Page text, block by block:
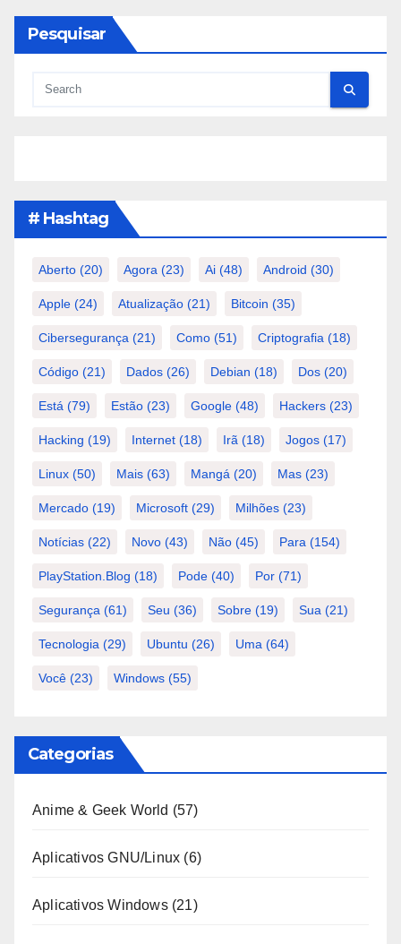
Pesquisar
# Hashtag
Aberto (20) Agora (23) Ai (48) Android (30)
Apple (24) Atualização (21) Bitcoin (35)
Cibersegurança (21) Como (51) Criptografia (18)
Código (21) Dados (26) Debian (18) Dos (20)
Está (79) Estão (23) Google (48) Hackers (23)
Hacking (19) Internet (18) Irã (18) Jogos (17)
Linux (50) Mais (63) Mangá (20) Mas (23)
Mercado (19) Microsoft (29) Milhões (23)
Notícias (22) Novo (43) Não (45) Para (154)
PlayStation.Blog (18) Pode (40) Por (71)
Segurança (61) Seu (36) Sobre (19) Sua (21)
Tecnologia (29) Ubuntu (26) Uma (64)
Você (23) Windows (55)
Categorias
Anime & Geek World (57)
Aplicativos GNU/Linux (6)
Aplicativos Windows(21)